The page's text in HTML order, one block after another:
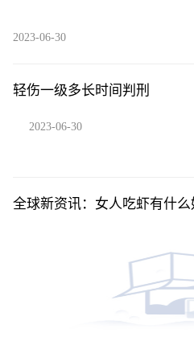
2023-06-30
轻伤一级多长时间判刑
2023-06-30
全球新资讯：女人吃虾有什